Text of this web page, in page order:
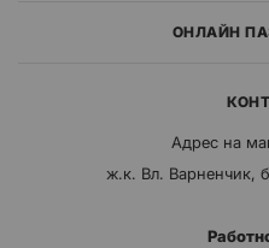
ОНЛАЙН
Адрес на
ж.к. Вл. Варненчик,